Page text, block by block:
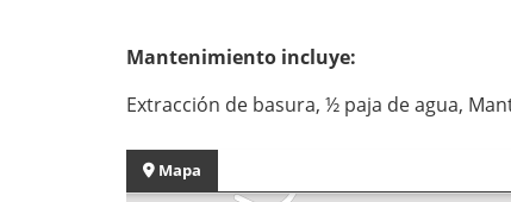
Mantenimiento incluye:
Extracción de basura, ½ paja de agua,
Mapa